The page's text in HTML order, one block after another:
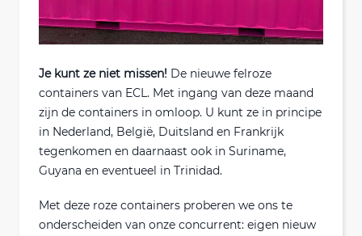
Je kunt ze niet missen! De nieuwe felroze
containers van ECL. Met ingang van deze maand
zijn de containers in omloop. U kunt ze in principe
in Nederland, België, Duitsland en Frankrijk
tegenkomen en daarnaast ook in Suriname,
Guyana en eventueel in Trinidad.
Met deze roze containers proberen we ons te
onderscheiden van onze concurrent: eigen nieuw